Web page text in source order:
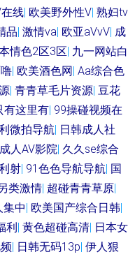
线| 欧美野外性V| 熟妇tv
品| 激情va| 欧亚aVvV| 成
情色2区3区| 九一网站白
| 欧美酒色网| Aa综合色
| 青青草毛片资源| 豆花
有这里有| 99操碰视频在
微拍导航| 日韩成人社
人AV影院| 久久se综合
射| 91色色导航导航| 国
类激情| 超碰青青草原|
集中| 欧美国产综合日韩|
利| 黄色超碰高清| 日本女
| 日韩无码13p| 伊人狠